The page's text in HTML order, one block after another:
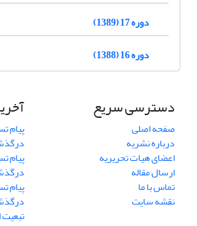
دوره 17 (1389)
دوره 16 (1388)
دسترسی سریع
صفحه اصلی
درباره نشریه
اعضای هیات تحریریه
ارسال مقاله
تماس با ما
نقشه سایت
پیام
پیام
پیام
تبعیت